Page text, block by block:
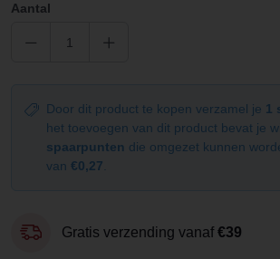
Aantal
Door dit product te kopen verzamel je 1
het toevoegen van dit product bevat je
spaarpunten die omgezet kunnen
van €0,27
Gratis verzending vanaf €39